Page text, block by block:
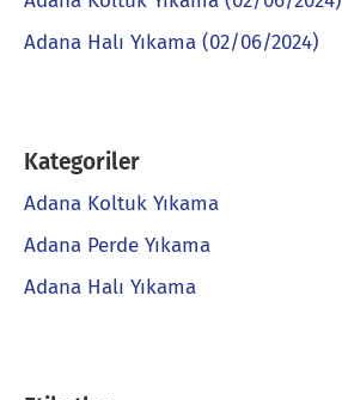
Adana Halı Yıkama (02/06/2024)
Kategoriler
Adana Koltuk Yıkama
Adana Perde Yıkama
Adana Halı Yıkama